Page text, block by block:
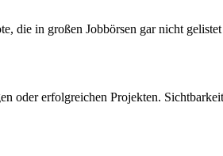
die in großen Jobbörsen gar nicht
oder erfolgreichen Projekten.